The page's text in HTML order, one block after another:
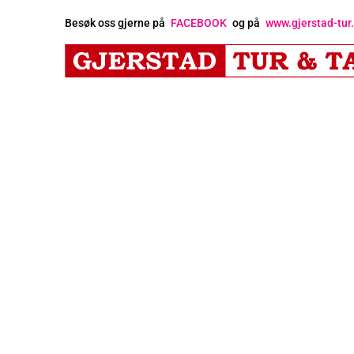
Besøk oss gjerne på FACEBOOK og på www.gjerstad-